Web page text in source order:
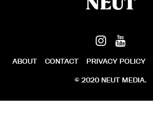
ABOUT CONTACT PRIVACY POLICY
© 2020 NEUT MEDIA.